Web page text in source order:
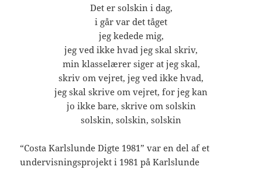
Det er solskin i dag,
i går var det tåget
jeg kedede mig,
jeg ved ikke hvad jeg skal skriv,
min klasselærer siger at jeg skal,
skriv om vejret, jeg ved ikke hvad,
jeg skal skrive om vejret, for jeg kan
jo ikke bare, skrive om solskin
solskin, solskin, solskin
“Costa Karlslunde Digte 1981” var en del af et
undervisningsprojekt i 1981 på Karlslunde